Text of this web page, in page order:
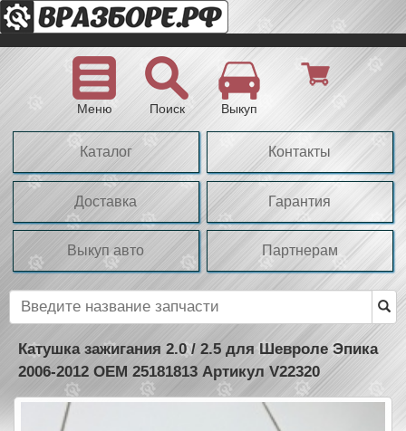
Меню Поиск Выкуп
Каталог Контакты
Доставка Гарантия
Выкуп авто Партнерам
Катушка зажигания 2.0 / 2.5 для Шевроле Эпика
2006-2012 OEM 25181813 Артикул V22320